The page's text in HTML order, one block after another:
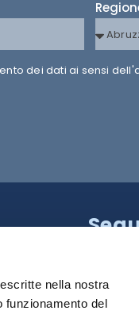
nella nostra
funzionamento del
dei dati ai sensi